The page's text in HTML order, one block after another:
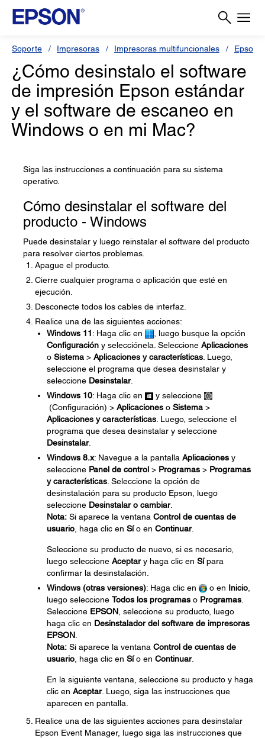
Soporte Impresoras Impresoras multifuncionales Epson L
¿Cómo desinstalo el software
de impresión Epson estándar
y el software de escaneo en
Windows o en mi Mac?
Siga las instrucciones a continuación para su sistema
operativo.
Cómo desinstalar el software del
producto - Windows
Puede desinstalar y luego reinstalar el software del producto
para resolver ciertos problemas.
Apague el producto.
Cierre cualquier programa o aplicación que esté en
ejecución.
Desconecte todos los cables de interfaz.
Realice una de las siguientes acciones:
Windows 11: Haga clic en
, luego busque la opción
Configuración y selecciónela. Seleccione Aplicaciones
o Sistema > Aplicaciones y características . Luego,
seleccione el programa que desea desinstalar y
seleccione Desinstalar.
Windows 10: Haga clic en
y seleccione
(Configuración) > Aplicaciones o Sistema >
Aplicaciones y características . Luego, seleccione el
programa que desea desinstalar y seleccione
Desinstalar.
Windows 8.x: Navegue a la pantalla Aplicaciones y
seleccione Panel de control > Programas > Programas
y características . Seleccione la opción de
desinstalación para su producto Epson, luego
seleccione Desinstalar o cambiar.
Nota: Si aparece la ventana Control de cuentas de
usuario , haga clic en Sío en Continuar.
Seleccione su producto de nuevo, si es necesario,
luego seleccione Aceptary haga clic en Sípara
confirmar la desinstalación.
Windows (otras versiones): Haga clic en o en Inicio
luego seleccione Todos los programas o Programas
Seleccione EPSON , seleccione su producto, luego
haga clic en Desinstalador del software de impresoras
EPSON
Nota: Si aparece la ventana Control de cuentas de
usuario , haga clic en Sío en Continuar.
En la siguiente ventana, seleccione su producto y haga
clic en Aceptar. Luego, siga las instrucciones que
aparecen en pantalla.
Realice una de las siguientes acciones para desinstalar
Epson Event Manager, luego siga las instrucciones que